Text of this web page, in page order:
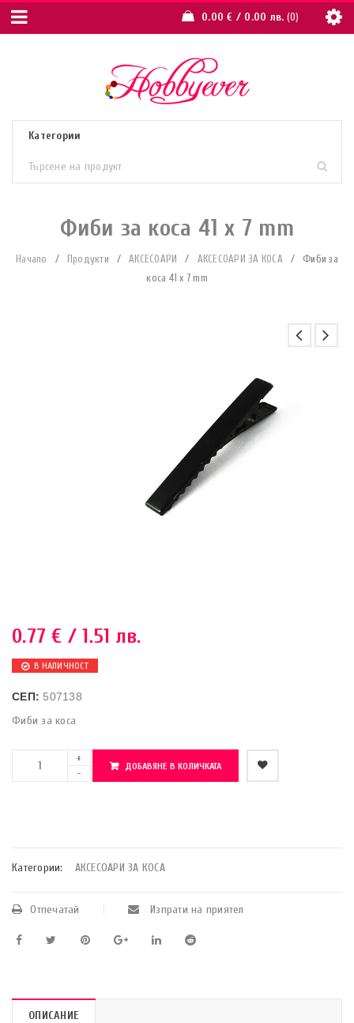
0.00€ / 0.00 лв. 0
Фиби за коса 41 x 7 mm
Начало / Продукти / АКСЕСОАРИ / АКСЕСОАРИ ЗА КОСА /
Фиби за
коса 41 x 7 mm
0.77€ / 1.51 лв.
В НАЛИЧНОСТ
СЕП: 507138
Фиби за коса
ДОБАВЯНЕ В КОЛИЧКАТА
Категории: АКСЕСОАРИ ЗА КОСА
Отпечатай Изпрати на приятел
ОПИСАНИЕ